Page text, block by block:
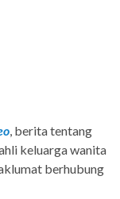
, berita tentang
keluarga wanita
berhubung